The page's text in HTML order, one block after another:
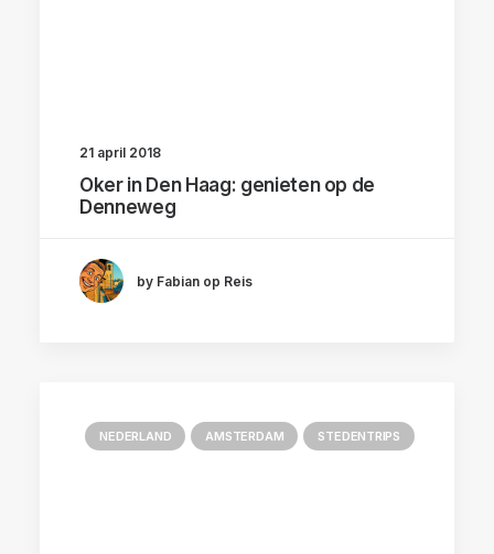
21 april 2018
Oker in Den Haag: genieten op de
Denneweg
by Fabian op Reis
NEDERLAND AMSTERDAM STEDENTRIPS